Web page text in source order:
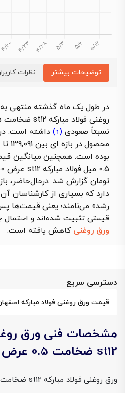
توضیحات بیشتر نظرات
در طول یک ماه گذشته منتهی به 1405/05/18،
روغنی فولاد مبارکه st12 ضخامت 0.5 عرض 1250
نسبتاً صعودی (↑) داشته است.
بوده است. همچنین میانگین
0.5 میل فولاد مبارکه st12 عرض 1250 معادل با
تومان گزارش شد. درحال‌حاضر،
دارد که بسیاری از کارشناسان
رشد» می‌نامند؛ یعنی قیمت‌ها
قیمتی تثبیت شده‌اند و
ورق روغنی کاهش یافته است.
دسترسی سریع
قیمت ورق روغنی فولاد مبارکه
مشخصات فنی ورق
st12 ضخامت 0.5 عرض 1250